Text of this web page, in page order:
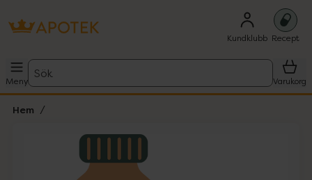
Kundklubb Recept
Meny
Sök
Varukorg
Hem
Lista: . Innehåller 1 objekt.